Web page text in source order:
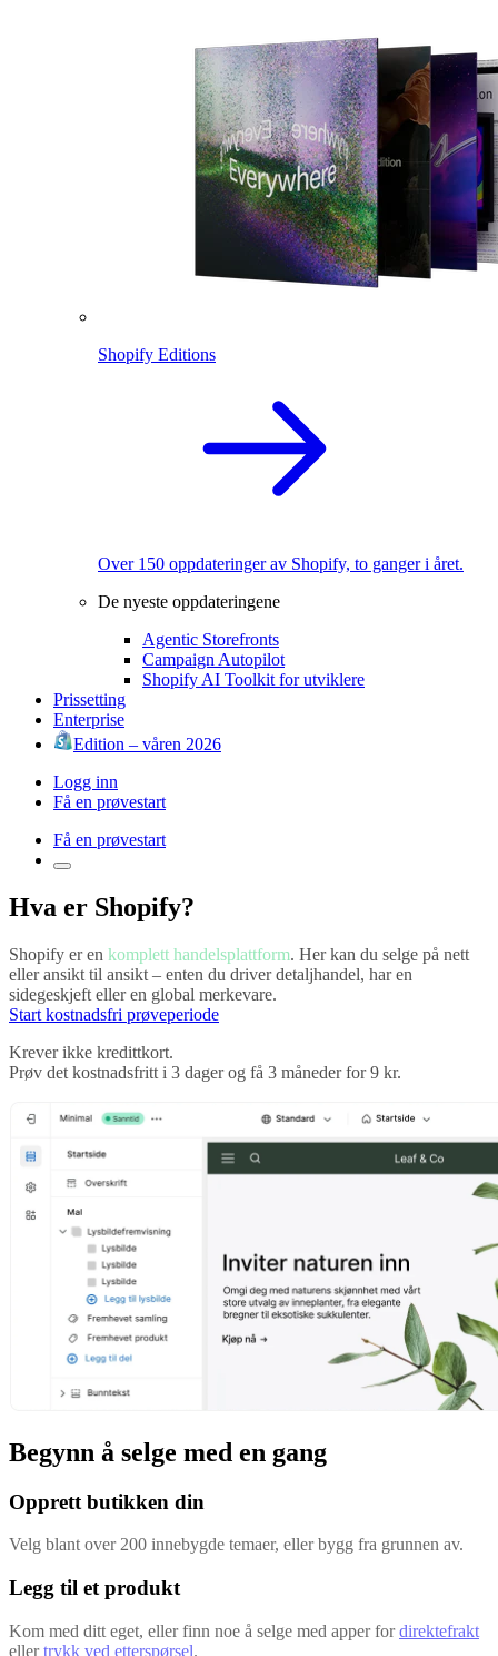
Shopify Editions
Over 150 oppdateringer av Shopify, to ganger i året.
De nyeste oppdateringene
Agentic Storefronts
Campaign Autopilot
Shopify AI Toolkit for utviklere
Prissetting
Enterprise
Edition – våren 2026
Logg inn
Få en prøvestart
Få en prøvestart
Hva er Shopify?
Shopify er en komplett handelsplattform. Her kan du selge på nett
eller ansikt til ansikt – enten du driver detaljhandel, har en
sidegeskjeft eller en global merkevare.
Start kostnadsfri prøveperiode
Krever ikke kredittkort.
Prøv det kostnadsfritt i 3 dager og få 3 måneder for 9 kr.
Begynn å selge med en gang
Opprett butikken din
Velg blant over 200 innebygde temaer, eller bygg fra grunnen av.
Legg til et produkt
Kom med ditt eget, eller finn noe å selge med apper fordirektefrakt
ellertrykk ved etterspørsel.